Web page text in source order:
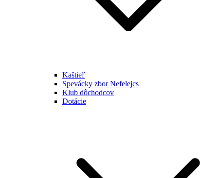
Kaštieľ
Spevácky zbor Nefelejcs
Klub dôchodcov
Dotácie